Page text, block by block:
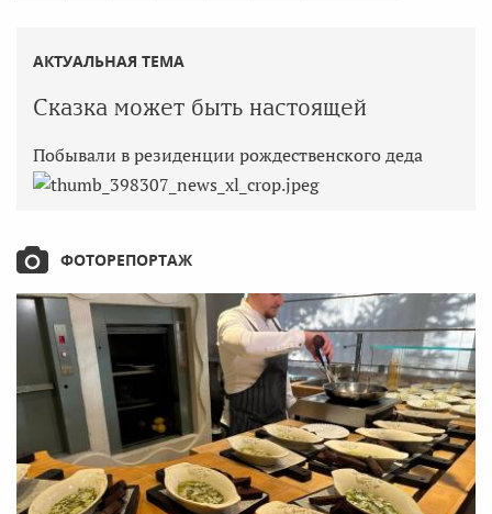
АКТУАЛЬНАЯ ТЕМА
Сказка может быть настоящей
Побывали в резиденции рождественского деда
ФОТОРЕПОРТАЖ